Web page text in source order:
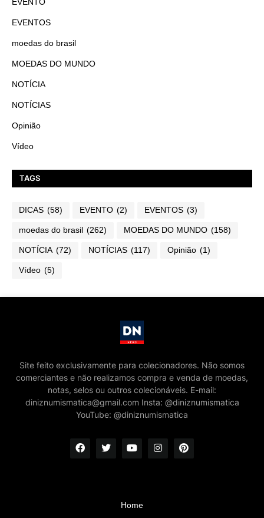
EVENTOS
moedas do brasil
MOEDAS DO MUNDO
NOTÍCIA
NOTÍCIAS
Opinião
Vídeo
TAGS
DICAS (58) EVENTO (2) EVENTOS (3)
moedas do brasil (262) MOEDAS DO MUNDO (158)
NOTÍCIA (72) NOTÍCIAS (117) Opinião (1)
Vídeo (5)
Site feito exclusivamente para colecionadores. Não somos
comerciantes e não realizamos compra e venda de moedas,
notas, selos ou outros colecionáveis. E-mail:
diniznumismatica@gmail.com Insta: @diniznumismatica
YouTube: @diniznumismatica
Home